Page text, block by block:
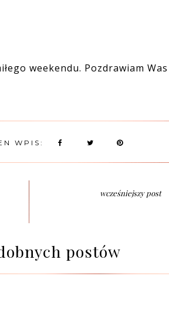
weekendu. Pozdrawiam Was
WPIS:
wcześniejszy post
postów